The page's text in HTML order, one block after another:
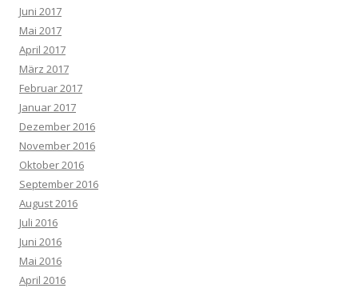
Juni 2017
Mai 2017
April 2017
März 2017
Februar 2017
Januar 2017
Dezember 2016
November 2016
Oktober 2016
September 2016
August 2016
Juli 2016
Juni 2016
Mai 2016
April 2016